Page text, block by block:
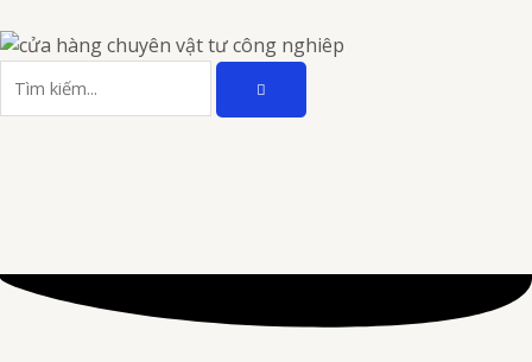
tới
dung
kiếm
TÌM
KIẾM